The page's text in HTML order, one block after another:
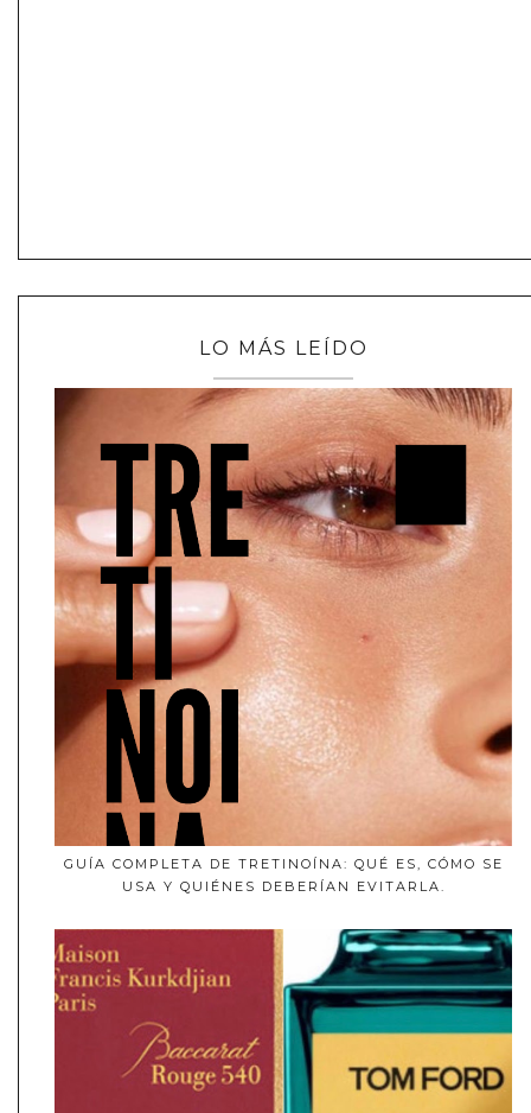
LO MÁS LEÍDO
GUÍA COMPLETA DE TRETINOÍNA: QUÉ ES, CÓMO SE
USA Y QUIÉNES DEBERÍAN EVITARLA.